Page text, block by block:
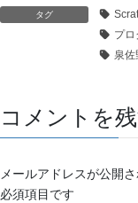
タグ
プ
泉佐
コメントを
メールアドレスが公開
必須項目です